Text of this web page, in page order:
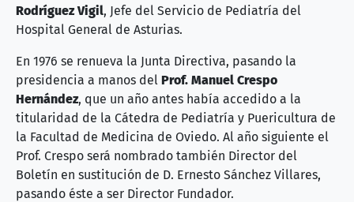
Rodríguez Vigil, Jefe del Servicio de Pediatría del
Hospital General de Asturias.
En 1976 se renueva la Junta Directiva, pasando la
presidencia a manos del Prof. Manuel Crespo
Hernández, que un año antes había accedido a la
titularidad de la Cátedra de Pediatría y Puericultura de
la Facultad de Medicina de Oviedo. Al año siguiente el
Prof. Crespo será nombrado también Director del
Boletín en sustitución de D. Ernesto Sánchez Villares,
pasando éste a ser Director Fundador.